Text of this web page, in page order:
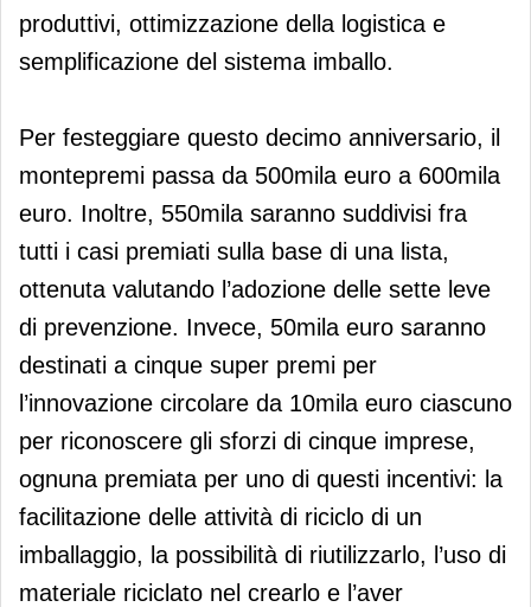
produttivi, ottimizzazione della logistica e
semplificazione del sistema imballo.
Per festeggiare questo decimo anniversario, il
montepremi passa da 500mila euro a 600mila
euro. Inoltre, 550mila saranno suddivisi fra
tutti i casi premiati sulla base di una lista,
ottenuta valutando l’adozione delle sette leve
di prevenzione. Invece, 50mila euro saranno
destinati a cinque super premi per
l’innovazione circolare da 10mila euro ciascuno
per riconoscere gli sforzi di cinque imprese,
ognuna premiata per uno di questi incentivi: la
facilitazione delle attività di riciclo di un
imballaggio, la possibilità di riutilizzarlo, l’uso di
materiale riciclato nel crearlo e l’aver